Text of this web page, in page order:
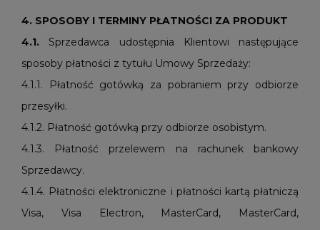
4. SPOSOBY I TERMINY PŁATNOŚCI ZA PRODUKT
4.1. Sprzedawca udostępnia Klientowi następujące
sposoby płatności z tytułu Umowy Sprzedaży:
4.1.1. Płatność gotówką za pobraniem przy odbiorze
przesyłki.
4.1.2. Płatność gotówką przy odbiorze osobistym.
4.1.3. Płatność przelewem na rachunek bankowy
Sprzedawcy.
4.1.4. Płatności elektroniczne i płatności kartą płatniczą
Visa, Visa Electron, MasterCard, MasterCard,